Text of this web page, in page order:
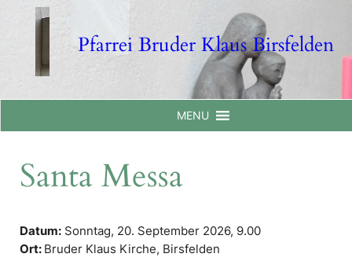
Pfarrei Bruder Klaus Birsfelden
MENU
Santa Messa
Datum: Sonntag, 20. September 2026, 9.00
Ort: Bruder Klaus Kirche, Birsfelden